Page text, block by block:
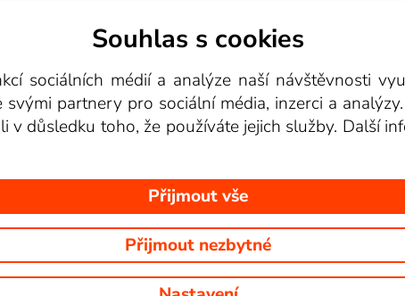
Videotéka
tomto webu jsou zobrazovány obrázky z pořadů TV stanic, které
Souhlas s cookies
sociálních médií a analýze naší návštěvnosti
partnery pro sociální média, inzerci a
v důsledku toho, že používáte jejich služby. Další
Přijmout vše
Přijmout nezbytné